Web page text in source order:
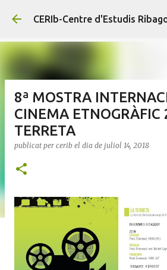
Salta al contingut
CERIb-Centre d'Estudis
8ª MOSTRA
CINEMA
TERRETA
publicat per cerib el dia de juliol 14, 2018